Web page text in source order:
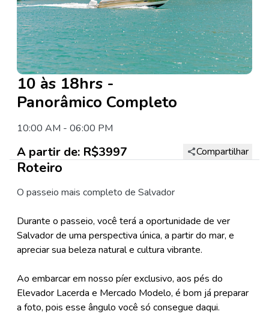
10 às 18hrs -
Panorâmico Completo
10:00 AM - 06:00 PM
A partir de: R$3997 Compartilhar
Roteiro
O passeio mais completo de Salvador
Durante o passeio, você terá a oportunidade de ver
Salvador de uma perspectiva única, a partir do mar, e
apreciar sua beleza natural e cultura vibrante.
Ao embarcar em nosso píer exclusivo, aos pés do
Elevador Lacerda e Mercado Modelo, é bom já preparar
a foto, pois esse ângulo você só consegue daqui.